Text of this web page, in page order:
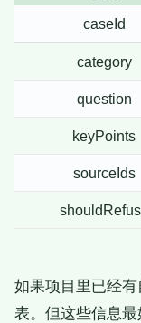
caseId
category
question
keyPoints
sourceIds
如果项目里已经
表。但这些信息